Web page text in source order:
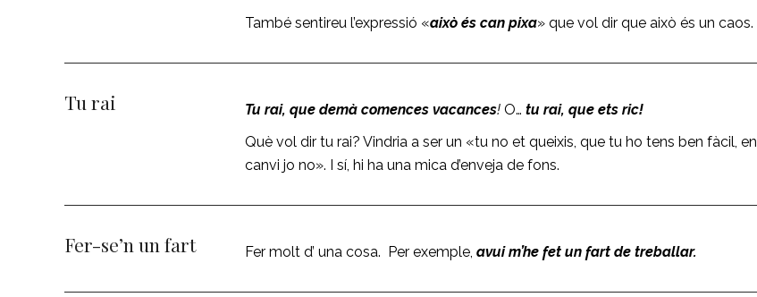
També sentireu l’expressió «això és can pixa» que vol dir que això és un caos.
Tu rai Tu rai, que demà comences vacances! O…tu rai, que ets ric!
Què vol dir tu rai? Vindria a ser un «tu no et queixis, que tu ho tens ben fàcil, en
canvi jo no». I sí, hi ha una mica d’enveja de fons.
Fer-se’n un fart Fer molt d’ una cosa. Per exemple,avui m’he fet un fart de treballar.